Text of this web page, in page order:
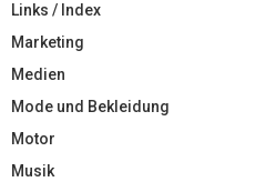
Links / Index
Marketing
Medien
Mode und Bekleidung
Motor
Musik